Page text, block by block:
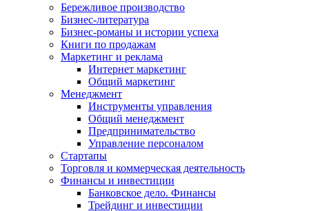
Бережливое производство
Бизнес-литература
Бизнес-романы и истории успеха
Книги по продажам
Маркетинг и реклама
Интернет маркетинг
Общий маркетинг
Менеджмент
Инструменты управления
Общий менеджмент
Предпринимательство
Управление персоналом
Стартапы
Торговля и коммерческая деятельность
Финансы и инвестиции
Банковское дело. Финансы
Трейдинг и инвестиции